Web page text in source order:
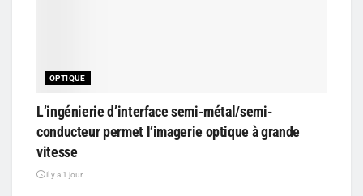
OPTIQUE
L’ingénierie d’interface semi-métal/semi-
conducteur permet l’imagerie optique à grande
vitesse
il y a 1 jour